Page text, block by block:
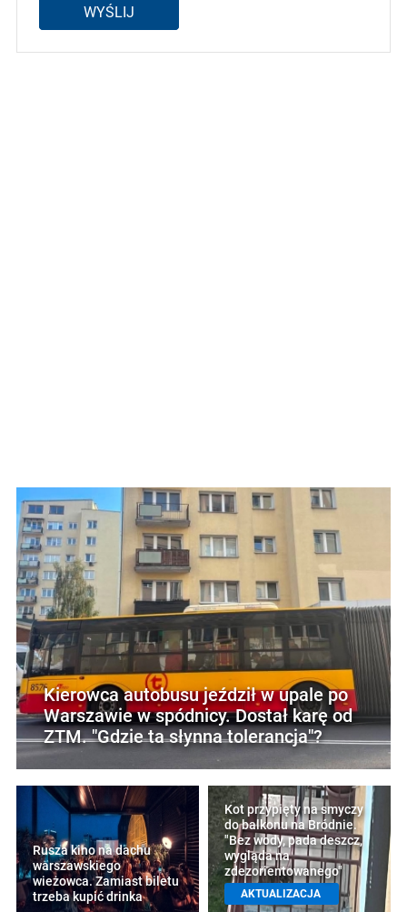
WYŚLIJ
Kierowca autobusu jeździł w upale po
Warszawie w spódnicy. Dostał karę od
ZTM. "Gdzie ta słynna tolerancja"?
Rusza kino na dachu
warszawskiego
wieżowca. Zamiast biletu
trzeba kupić drinka
Kot przypięty na smyczy
do balkonu na Bródnie.
"Bez wody, pada deszcz,
wygląda na
zdezorientowanego"
AKTUALIZACJA